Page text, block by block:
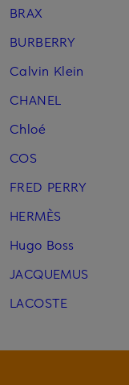
BRAX
BURBERRY
Calvin Klein
CHANEL
Chloé
COS
FRED PERRY
HERMÈS
Hugo Boss
JACQUEMUS
LACOSTE